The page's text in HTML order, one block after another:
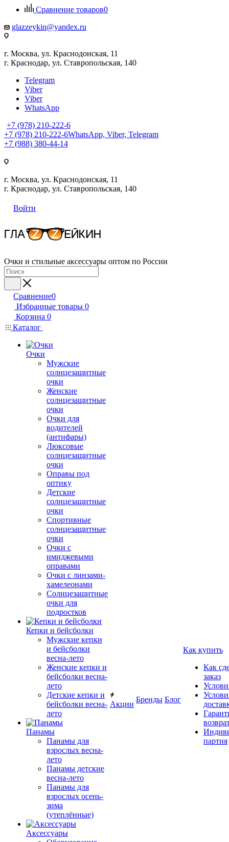
Сравнение товаров0
glazzeykin@yandex.ru
г. Москва, ул. Краснодонская, 11
г. Краснодар, ул. Ставропольская, 140
Telegram
Viber
Viber
WhatsApp
+7 (978) 210-222-6
+7 (978) 210-222-6WhatsApp, Viber, Telegram
+7 (988) 380-44-14
г. Москва, ул. Краснодонская, 11
г. Краснодар, ул. Ставропольская, 140
Войти
Очки и стильные аксессуары оптом по России
Сравнение0
Избранные товары 0
Корзина 0
Каталог
Очки
Мужские
солнцезащитные
очки
Женские
солнцезащитные
очки
Очки для
водителей
(антифары)
Люксовые
солнцезащитные
очки
Оправы под
оптику
Детские
солнцезащитные
очки
Спортивные
солнцезащитные
очки
Очки с
имиджевыми
оправами
Очки с линзами-
хамелеонами
Солнцезащитные
очки для
подростков
Кепки и бейсболки
Мужские кепки
и бейсболки
весна-лето
Женские кепки и
бейсболки весна-
лето
Детские кепки и
бейсболки весна-
лето
Панамы
Панамы для
взрослых весна-
лето
Панамы детские
весна-лето
Панамы для
взрослых осень-
зима
(утеплённые)
Аксессуары
Акции
Бренды Блог
Как купить
Как
заказ
партия